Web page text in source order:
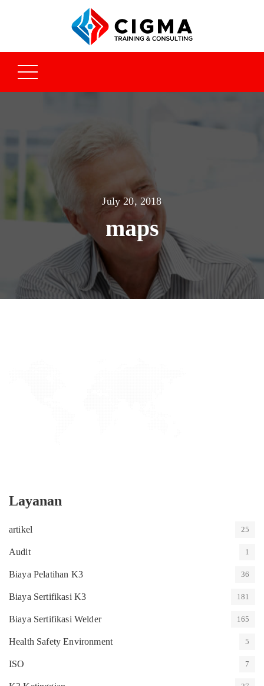
July 20, 2018
maps
Layanan
artikel 25
Audit 1
Biaya Pelatihan K3 36
Biaya Sertifikasi K3 181
Biaya Sertifikasi Welder 165
Health Safety Environment 5
ISO 7